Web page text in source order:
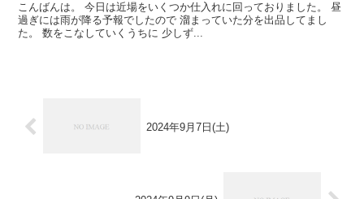
こんばんは。 今日は近場をいくつか仕入れに回っておりました。 昼
過ぎには雨が降る予報でしたので 溜まっていた分を出品してまし
た。 数をこなしていくうちに 少しず...
2024年9月7日(土)